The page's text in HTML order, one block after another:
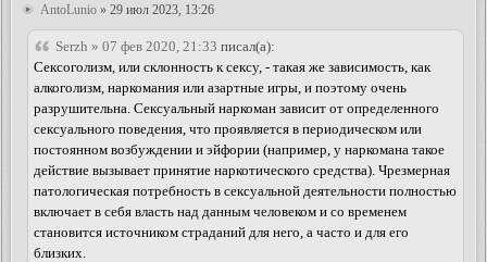
AntoLunio » 29 июл 2023, 13:26
Serzh » 07 фев 2020, 21:33 писал(а):
Сексоголизм, или склонность к сексу, - такая же зависимость, как
алкоголизм, наркомания или азартные игры, и поэтому очень
разрушительна. Сексуальный наркоман зависит от определенного
сексуального поведения, что проявляется в периодическом или
постоянном возбуждении и эйфории (например, у наркомана такое
действие вызывает принятие наркотического средства). Чрезмерная
патологическая потребность в сексуальной деятельности полностью
включает в себя власть над данным человеком и со временем
становится источником страданий для него, а часто и для его
близких.